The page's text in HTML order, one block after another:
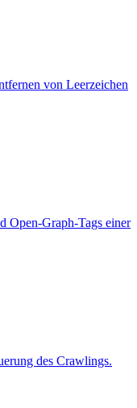
von Leerzeichen
Open-Graph-Tags einer
des Crawlings.